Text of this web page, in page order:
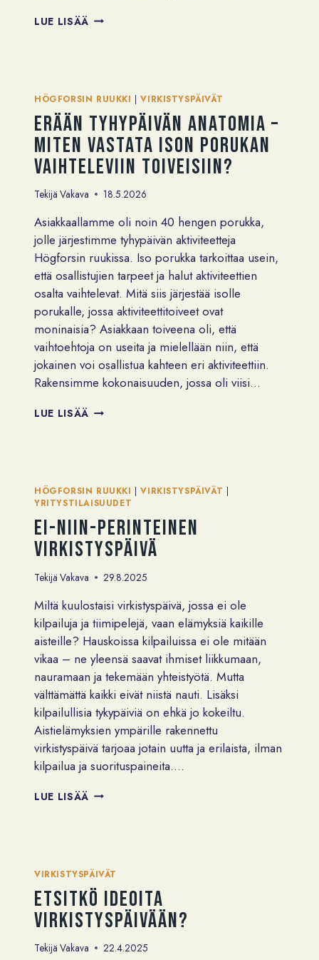
LUE LISÄÄ PIENEN
IDEOITA
VIRKISTYSPÄIVÄN
JÄRJESTÄMISEEN
HÖGFORSIN RUUKKI |VIRKISTYSPÄIVÄT
Erään tyhypäivän anatomia –
miten vastata ison porukan
vaihteleviin toiveisiin?
Tekijä Vakava 18.5.2026
Asiakkaallamme oli noin 40 hengen porukka,
jolle järjestimme tyhypäivän aktiviteetteja
Högforsin ruukissa. Iso porukka tarkoittaa usein,
että osallistujien tarpeet ja halut aktiviteettien
osalta vaihtelevat. Mitä siis järjestää isolle
porukalle, jossa aktiviteettitoiveet ovat
moninaisia? Asiakkaan toiveena oli, että
vaihtoehtoja on useita ja mielellään niin, että
jokainen voi osallistua kahteen eri aktiviteettiin.
Rakensimme kokonaisuuden, jossa oli viisi…
LUE LISÄÄ ERÄÄN
ISON
PORUKAN
VAIHTELEVIIN
TOIVEISIIN?
HÖGFORSIN RUUKKI |VIRKISTYSPÄIVÄT |
YRITYSTILAISUUDET
Ei-niin-perinteinen
virkistyspäivä
Tekijä Vakava 29.8.2025
Miltä kuulostaisi virkistyspäivä, jossa ei ole
kilpailuja ja tiimipelejä, vaan elämyksiä kaikille
aisteille? Hauskoissa kilpailuissa ei ole mitään
vikaa – ne yleensä saavat ihmiset liikkumaan,
nauramaan ja tekemään yhteistyötä. Mutta
välttämättä kaikki eivät niistä nauti. Lisäksi
kilpailullisia tykypäiviä on ehkä jo kokeiltu.
Aistielämyksien ympärille rakennettu
virkistyspäivä tarjoaa jotain uutta ja erilaista, ilman
kilpailua ja suorituspaineita….
LUE LISÄÄ EI-
VIRKISTYSPÄIVÄT
Etsitkö ideoita
virkistyspäivään?
Tekijä Vakava 22.4.2025